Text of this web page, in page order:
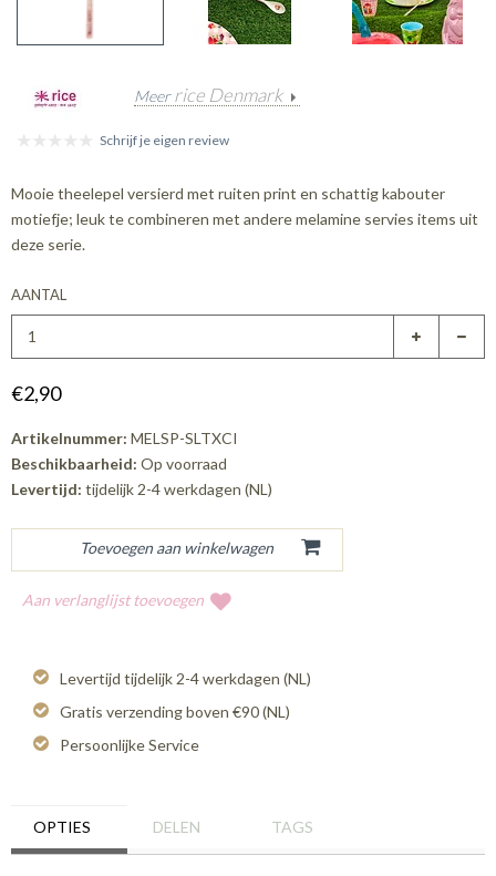
Meerrice Denmark
Schrijf je eigen review
Mooie theelepel versierd met ruiten print en schattig kabouter
motiefje; leuk te combineren met andere melamine servies items uit
deze serie.
AANTAL
€2,90
Artikelnummer: MELSP-SLTXCI
Beschikbaarheid: Op voorraad
Levertijd: tijdelijk 2-4 werkdagen (NL)
Aan verlanglijst toevoegen
Levertijd tijdelijk 2-4 werkdagen (NL)
Gratis verzending boven €90 (NL)
Persoonlijke Service
OPTIES DELEN TAGS